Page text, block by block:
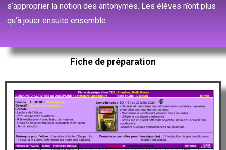
s’approprier la notion des antonymes. Les élèves n’ont plus
qu’à jouer ensuite ensemble.
Fiche de préparation